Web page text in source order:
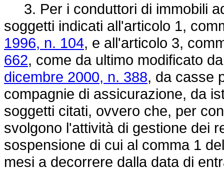
3. Per i conduttori di immobili
soggetti indicati all'articolo 1,
1996, n. 104, e all'articolo 3,
662, come da ultimo modificato
dicembre 2000, n. 388, da casse
compagnie di assicurazione, da
soggetti citati, ovvero che, per
svolgono l'attività di gestione dei
sospensione di cui al comma 1
mesi a decorrere dalla data di